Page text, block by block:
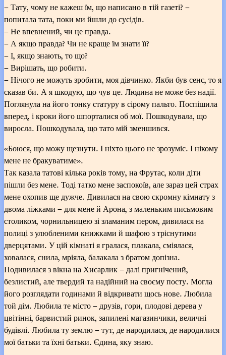
– Тату, чому не кажеш їм, що написано в тій газеті? –
попитала тата, поки ми йшли до сусідів.
– Не впевнений, чи це правда.
– А якщо правда? Чи не краще їм знати її?
– І, якщо знають, то що?
– Вирішать, що робити.
– Нічого не можуть зробити, моя дівчинко. Якби був сенс, то я
сказав би. А я шкодую, що чув це. Людина не може без надії.
Поглянула на його тонку статуру в сірому пальто. Поспішила
вперед, і кроки його шпорталися об мої. Пошкодувала, що
виросла. Пошкодувала, що тато мій зменшився.
«Боюся, що можу щезнути. І ніхто цього не зрозуміє. І нікому
мене не бракуватиме».
Так казала татові кілька років тому, на Фрутас, коли діти
пішли без мене. Тоді татко мене заспокоїв, але зараз цей страх
мене охопив ще дужче. Дивилася на свою скромну кімнату з
двома ліжками – для мене й Арона, з маленьким письмовим
столиком, чорнильницею зі зламаним пером, дивилася на
полиці з улюбленими книжками й шафою з тріснутими
дверцятами. У цій кімнаті я гралася, плакала, сміялася,
ховалася, снила, мріяла, балакала з братом допізна.
Подивилася з вікна на Хисарлик – далі пригнічений,
безлистий, але твердий та надійний на своєму посту. Могла
його розглядати годинами й відкривати щось нове. Любила
той дім. Любила те місто – друзів, гори, плодові дерева у
цвітінні, барвистий ринок, запилені магазинчики, величні
будівлі. Любила ту землю – тут, де народилася, де народилися
мої батьки та їхні батьки. Єдина, яку знаю.